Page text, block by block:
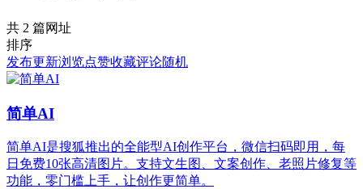
共 2 篇网址
排序
发布更新浏览点赞收藏评论随机
简单AI
简单AI是搜狐推出的全能型AI创作平台，微信扫码即用，每
日免费10张高清图片。支持文生图、文案创作、老照片修复等
功能，零门槛上手，让创作更简单。